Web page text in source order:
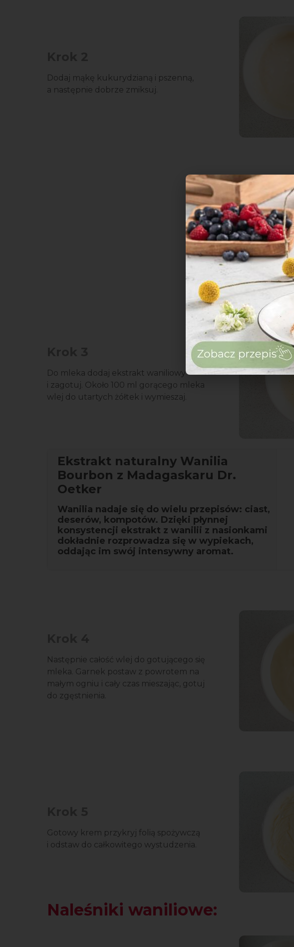
Dodaj mąkę kukurydzianą i pszenną,
a następnie dobrze zmiksuj.
Do mleka dodaj ekstrakt waniliowy
i zagotuj. Około 100 ml gorącego mleka
wlej do utartych żółtek i wymieszaj.
Ekstrakt naturalny Wanilia
Bourbon z Madagaskaru Dr.
Oetker
Wanilia nadaje się do wielu przepisów: ciast,
deserów, kompotów. Dzięki płynnej
konsystencji ekstrakt z wanilii z nasionkami
dokładnie rozprowadza się w wypiekach,
oddając im swój intensywny aromat.
Następnie całość wlej do gotującego się
mleka. Garnek postaw z powrotem na
małym ogniu i cały czas mieszając, gotuj
do zgęstnienia.
Gotowy krem przykryj folią spożywczą
i odstaw do całkowitego wystudzenia.
Naleśniki waniliowe: